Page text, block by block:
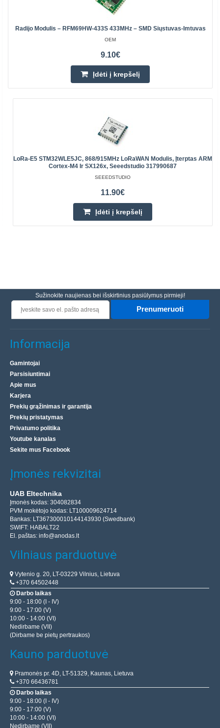
Radijo Modulis – RFM69HW-433S 433MHz – SMD Siųstuvas-Imtuvas
OEM
9.10€
Įdėti į krepšelį
LoRa-E5 STM32WLE5JC, 868/915MHz LoRaWAN Modulis, Įterptas ARM
Cortex-M4 Ir SX126x, Seeedstudio 317990687
SEEEDSTUDIO
11.90€
Įdėti į krepšelį
Sužinokite naujienas bei išskirtinius pasiūlymus pirmieji!
Prenumeruoti
Informacija
Gamintojai
Parsisiuntimai
Apie mus
Karjera
Prekių grąžinimas ir garantija
Prekių pristatymas
Privatumo politika
Youtube kanalas
Sekite mus Facebook
Įmonės rekvizitai
UAB Eltechnika
Įmonės kodas: 304082834
PVM mokėtojo kodas: LT100009624714
Bankas: LT367300010144143930 (Swedbank)
SWIFT: HABALT22
El. paštas: info@anodas.lt
Vilniaus parduotuvė
Vytenio g. 20, LT-03229 Vilnius, Lietuva
+370 64502448
Darbo laikas
9:00 - 18:00 (I - IV)
9:00 - 17:00 (V)
10:00 - 14:00 (VI)
Nedirbame (VII)
(Dirbame be pietų pertraukos)
Kauno parduotuvė
Pramonės pr. 4D, LT-51329, Kaunas, Lietuva
+370 66436781
Darbo laikas
9:00 - 18:00 (I - IV)
9:00 - 17:00 (V)
10:00 - 14:00 (VI)
Nedirbame (VII)